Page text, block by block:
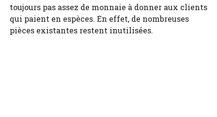
toujours pas assez de monnaie à donner aux clients
qui paient en espèces. En effet, de nombreuses
pièces existantes restent inutilisées.